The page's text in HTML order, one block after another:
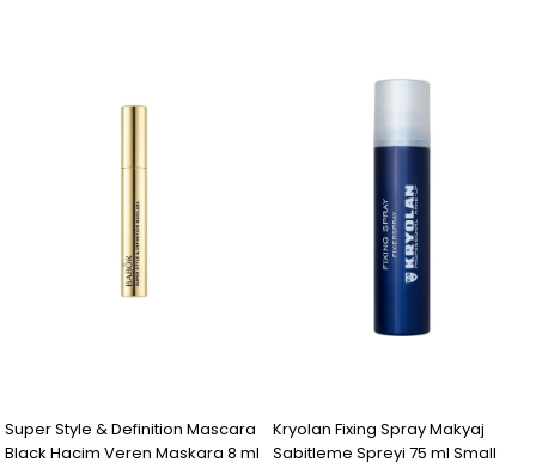
Super Style & Definition Mascara
Black Hacim Veren Maskara 8 ml
Kryolan Fixing Spray Makyaj
Sabitleme Spreyi 75 ml Small